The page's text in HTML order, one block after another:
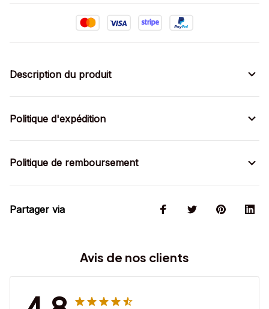
Description du produit
Politique d'expédition
Politique de remboursement
Partager via
Avis de nos clients